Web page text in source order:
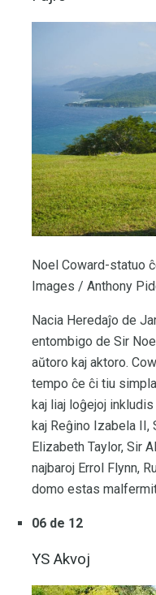
Noel Coward-statuo
Images / Anthony
Nacia Heredaĵo de
entombigo de Sir
aŭtoro kaj aktoro.
tempo ĉe ĉi tiu
kaj liaj loĝejoj
kaj Reĝino Izabela II,
Elizabeth Taylor, Sir
najbaroj Errol Flynn,
domo estas
06 de 12
YS Akvoj